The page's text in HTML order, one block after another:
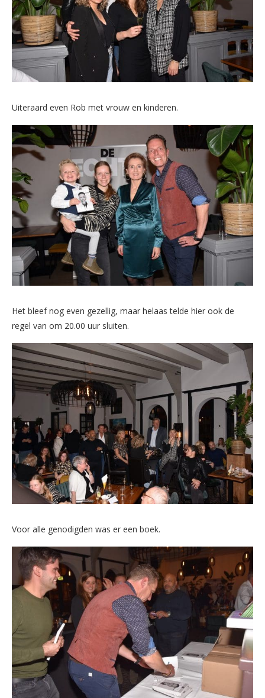
Uiteraard even Rob met vrouw en kinderen.
Het bleef nog even gezellig, maar helaas telde hier ook de
regel van om 20.00 uur sluiten.
Voor alle genodigden was er een boek.